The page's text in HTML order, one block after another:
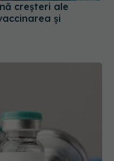
creșteri ale
și